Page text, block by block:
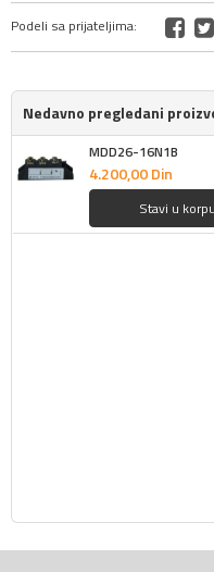
Podeli sa prijateljima:
Nedavno pregledani
MDD26-16N1B
4.200,00Din
Stavi u korpu